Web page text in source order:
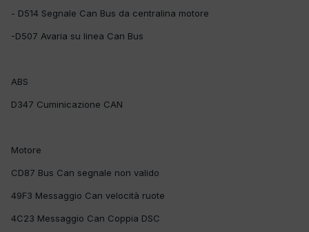
- D514 Segnale Can Bus da centralina motore
-D507 Avaria su linea Can Bus
ABS
D347 Cuminicazione CAN
Motore
CD87 Bus Can segnale non valido
49F3 Messaggio Can velocità ruote
4C23 Messaggio Can Coppia DSC